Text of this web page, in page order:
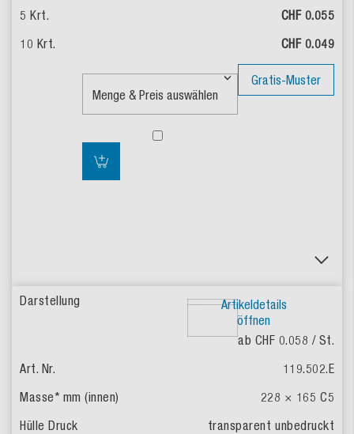
CHF 0.055
CHF 0.049
Gratis-Muster
Artikeldetails
öffnen
ab CHF 0.058 / St.
119.502.E
228 × 165 C5
transparent unbedruckt